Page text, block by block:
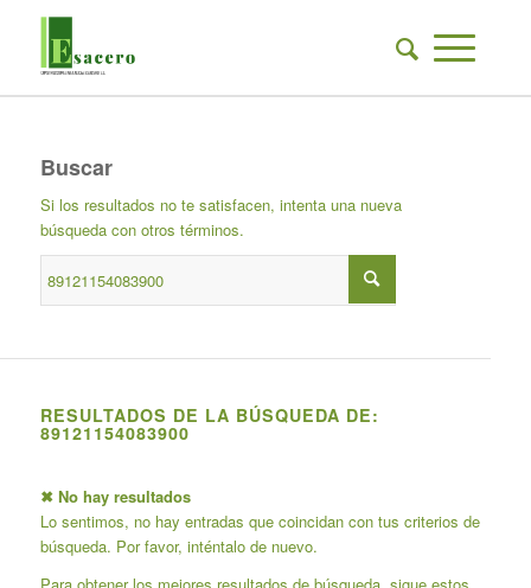
Buscar
Si los resultados no te satisfacen, intenta una nueva
búsqueda con otros términos.
RESULTADOS DE LA BÚSQUEDA DE:
89121154083900
✖ No hay resultados
Lo sentimos, no hay entradas que coincidan con tus criterios de
búsqueda. Por favor, inténtalo de nuevo.